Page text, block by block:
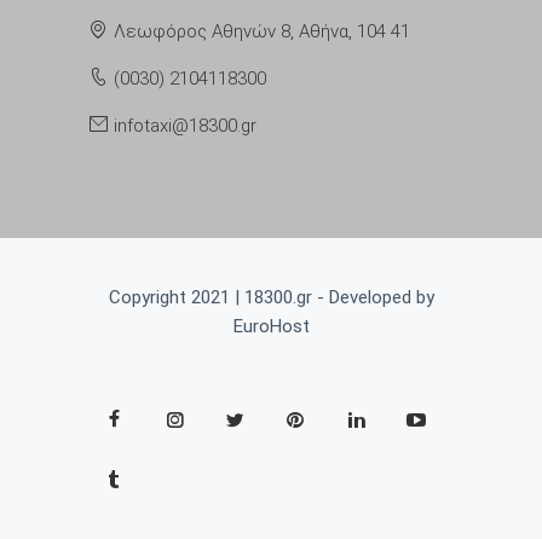
Λεωφόρος Αθηνών 8, Αθήνα, 104 41
(0030) 2104118300
infotaxi@18300.gr
Copyright 2021 | 18300.gr - Developed by
EuroHost